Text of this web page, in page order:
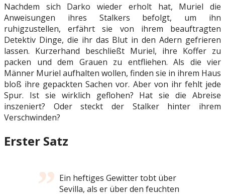
Nachdem sich Darko wieder erholt hat, Muriel die
Anweisungen ihres Stalkers befolgt, um ihn
ruhigzustellen, erfährt sie von ihrem beauftragten
Detektiv Dinge, die ihr das Blut in den Adern gefrieren
lassen. Kurzerhand beschließt Muriel, ihre Koffer zu
packen und dem Grauen zu entfliehen. Als die vier
Männer Muriel aufhalten wollen, finden sie in ihrem Haus
bloß ihre gepackten Sachen vor. Aber von ihr fehlt jede
Spur. Ist sie wirklich geflohen? Hat sie die Abreise
inszeniert? Oder steckt der Stalker hinter ihrem
Verschwinden?
Erster Satz
Ein heftiges Gewitter tobt über
Sevilla, als er über den feuchten